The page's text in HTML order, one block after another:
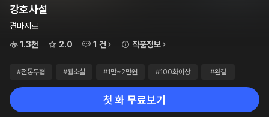
강호사설
견마지로
1.3천
2.0 1 건 작품정보
#전통무협 #웹소설 #1만~2만원 #100화이상 #완결
첫 화 무료보기